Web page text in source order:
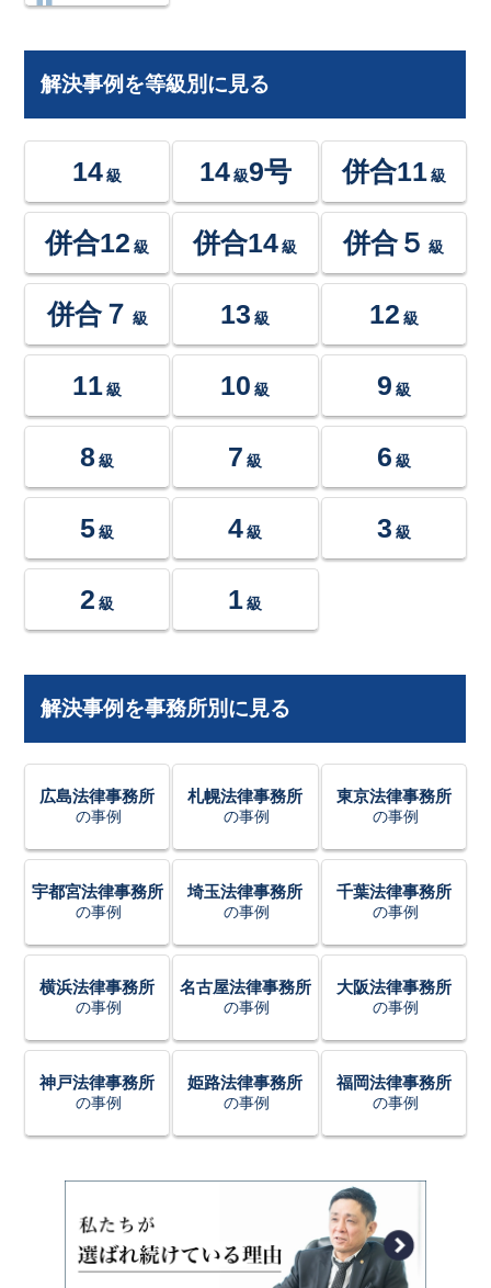
解決事例を等級別に見る
14 級 14級9号 併合11 級
併合12 級 併合14 級 併合５ 級
併合７ 級 13 級 12 級
11 級 10 級 9 級
8 級 7 級 6 級
5 級 4 級 3 級
2 級 1 級
解決事例を事務所別に見る
広島法律事務所
の事例
札幌法律事務所
の事例
東京法律事務所
の事例
宇都宮法律事務所
の事例
埼玉法律事務所
の事例
千葉法律事務所
の事例
横浜法律事務所
の事例
名古屋法律事務所
の事例
大阪法律事務所
の事例
神戸法律事務所
の事例
姫路法律事務所
の事例
福岡法律事務所
の事例